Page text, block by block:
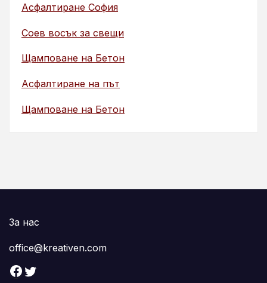
Асфалтиране София
Соев восък за свещи
Щамповане на Бетон
Асфалтиране на път
Щамповане на Бетон
За нас
office@kreativen.com
Facebook Twitter